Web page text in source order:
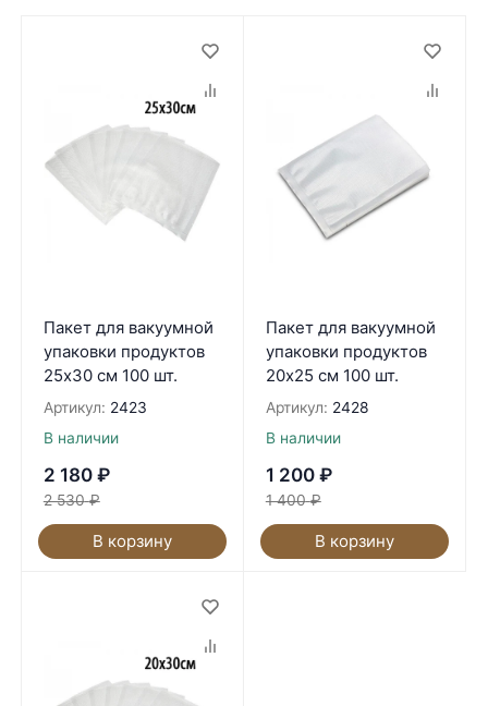
Пакет для вакуумной
упаковки продуктов
25х30 см 100 шт.
Артикул: 2423
В наличии
2 180 ₽
2 530 ₽
В корзину
Пакет для вакуумной
упаковки продуктов
20х25 см 100 шт.
Артикул: 2428
В наличии
1 200 ₽
1 400 ₽
В корзину